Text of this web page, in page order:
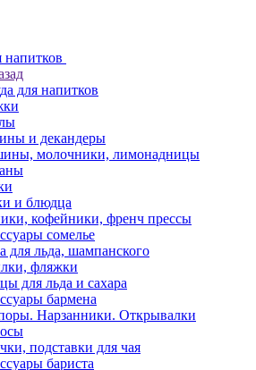
напитков
для напитков
и декандеры
молочники, лимонадницы
и блюдца
кофейники, френч прессы
сомелье
для льда, шампанского
фляжки
для льда и сахара
бармена
Нарзанники. Открывалки
подставки для чая
бариста